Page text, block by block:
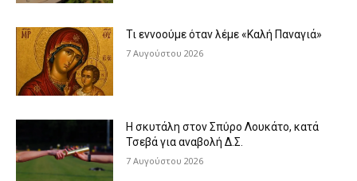
Τι εννοούμε όταν λέμε «Καλή Παναγιά»
7 Αυγούστου 2026
Η σκυτάλη στον Σπύρο Λουκάτο, κατά
Τσεβά για αναβολή Δ.Σ.
7 Αυγούστου 2026